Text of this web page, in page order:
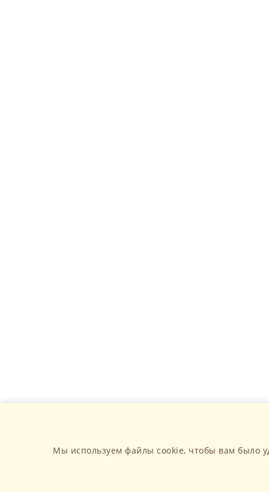
Мы используем файлы cookie, чтобы вам было